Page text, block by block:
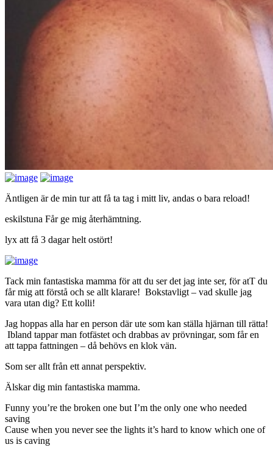
Äntligen är de min tur att få ta tag i mitt liv, andas o bara reload!
eskilstuna Får ge mig återhämtning.
lyx att få 3 dagar helt ostört!
Tack min fantastiska mamma för att du ser det jag inte ser, för atT du
får mig att förstå och se allt klarare! Bokstavligt – vad skulle jag
vara utan dig? Ett kolli!
Jag hoppas alla har en person där ute som kan ställa hjärnan till rätta!
Ibland tappar man fotfästet och drabbas av prövningar, som får en
att tappa fattningen – då behövs en klok vän.
Som ser allt från ett annat perspektiv.
Älskar dig min fantastiska mamma.
Funny you’re the broken one but I’m the only one who needed
saving
Cause when you never see the lights it’s hard to know which one of
us is caving